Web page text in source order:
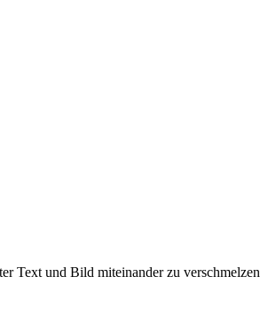
Text und Bild miteinander zu verschmelzen